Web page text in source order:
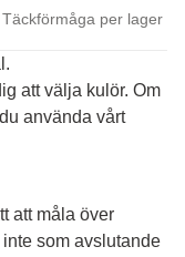
Täckförmåga per lager
att välja kulör. Om
använda vårt
att måla över
som avslutande